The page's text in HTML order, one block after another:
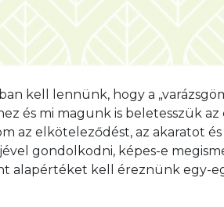
kell lennünk, hogy a
és mi magunk is beletesszük
az elköteleződést, az akaratot
gondolkodni, képes-e
alapértéket kell éreznünk egy-